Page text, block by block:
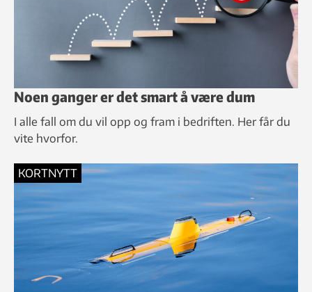
Noen ganger er det smart å være dum
I alle fall om du vil opp og fram i bedriften. Her får du
vite hvorfor.
KORTNYTT